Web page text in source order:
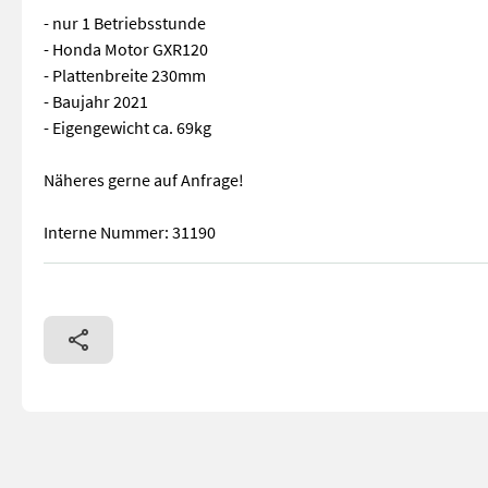
- nur 1 Betriebsstunde
- Honda Motor GXR120
- Plattenbreite 230mm
- Baujahr 2021
- Eigengewicht ca. 69kg
Näheres gerne auf Anfrage!
Interne Nummer: 31190
Gebrauchter, aber neuwertiger Husqvarna Stampfer/